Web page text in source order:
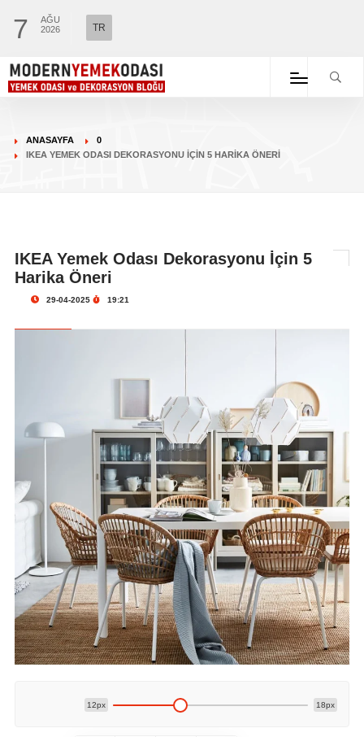
7
AĞU
2026
TR
ANASAYFA
0
IKEA YEMEK ODASI DEKORASYONU İÇIN 5 HARIKA ÖNERI
IKEA Yemek Odası Dekorasyonu İçin 5
Harika Öneri
29-04-2025 19:21
12px 18px